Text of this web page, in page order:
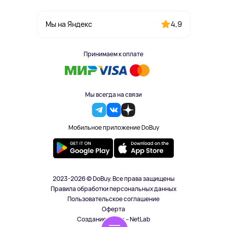
Мы на Яндекс 4,9
Принимаем к оплате
Мы всегда на связи
Мобильное приложение DoBuy
2023-2026 © DoBuy. Все права защищены
Правила обработки персональных данных
Пользовательское соглашение
Оферта
Создание сайта – NetLab